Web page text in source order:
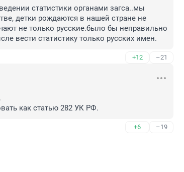
статистики органами загса..мы
детки рождаются в нашей стране не
не только русские.было бы неправильно
вести статистику только русских имен.
+12 –21
как статью 282 УК РФ.
+6 –19